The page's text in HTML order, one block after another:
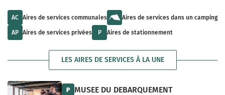
i
l
b
l
t
s
v
a
a
e
l
t
a
v
l
l
e
AC Aires de services communales Aires de services dans un camping
AP Aires de services privées P Aires de stationnement
LES AIRES DE SERVICES À LA UNE
P MUSEE DU DEBARQUEMENT